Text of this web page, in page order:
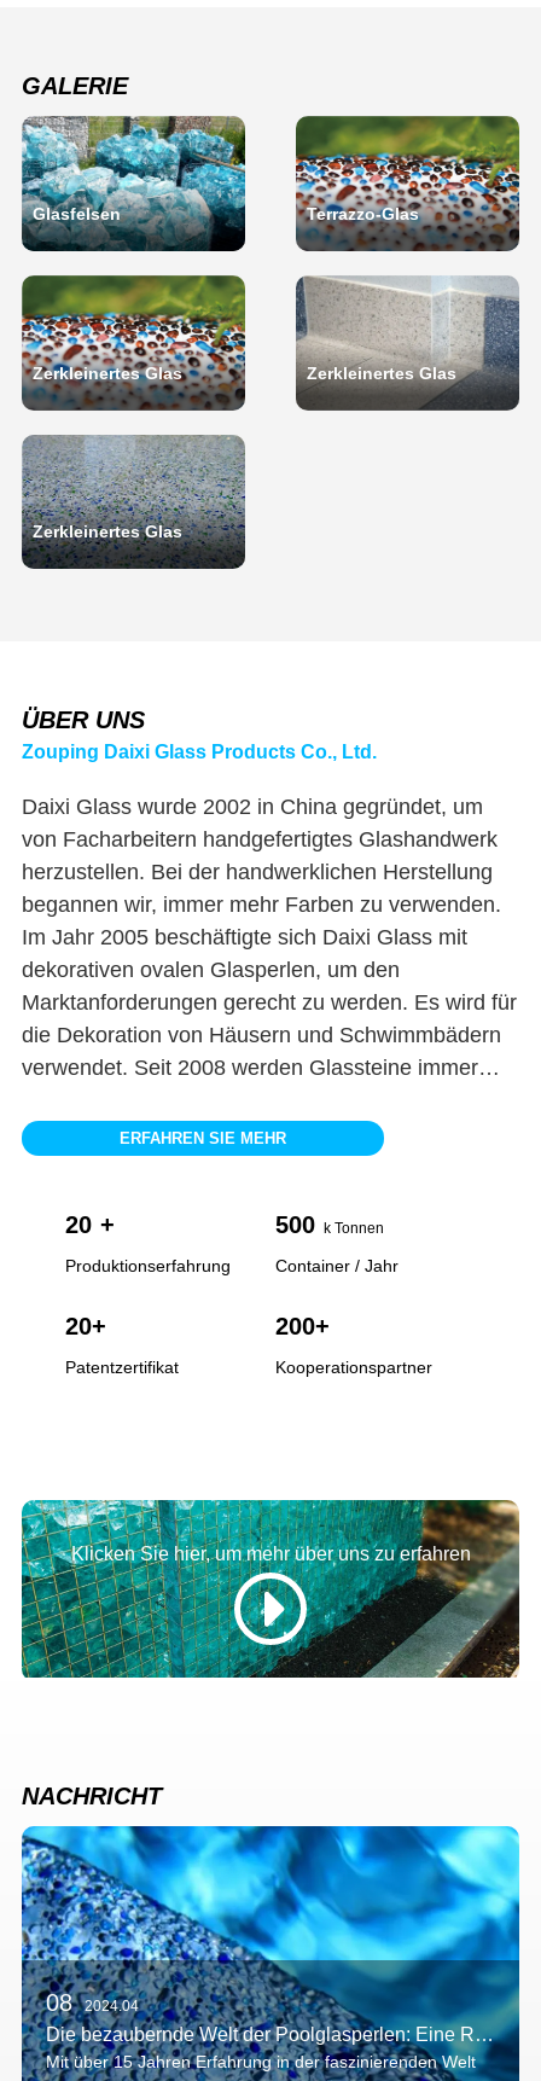
GALERIE
Glasfelsen Terrazzo-Glas
Zerkleinertes Glas Zerkleinertes Glas
Zerkleinertes Glas
ÜBER UNS
Zouping Daixi Glass Products Co., Ltd.
Daixi Glass wurde 2002 in China gegründet, um
von Facharbeitern handgefertigtes Glashandwerk
herzustellen. Bei der handwerklichen Herstellung
begannen wir, immer mehr Farben zu verwenden.
Im Jahr 2005 beschäftigte sich Daixi Glass mit
dekorativen ovalen Glasperlen, um den
Marktanforderungen gerecht zu werden. Es wird für
die Dekoration von Häusern und Schwimmbädern
verwendet. Seit 2008 werden Glassteine immer
Gärten, als Gehwegpflaster usw. Unser
Glasaggregate, Glassteine, Mikroglasperlen usw.),
die häufig für Industrieböden,
Landschaftsdekorationen usw. verwendet werden.
ERFAHREN SIE MEHR
20 +
Produktionserfahrung
500 k Tonnen
Container / Jahr
20+
Patentzertifikat
200+
Kooperationspartner
Klicken Sie hier, um mehr über uns zu erfahren
NACHRICHT
08 2024.04
Die bezaubernde Welt der Poolglasperlen: Eine Reise durch Schönheit und Wunder
Mit über 15 Jahren Erfahrung in der faszinierenden Welt